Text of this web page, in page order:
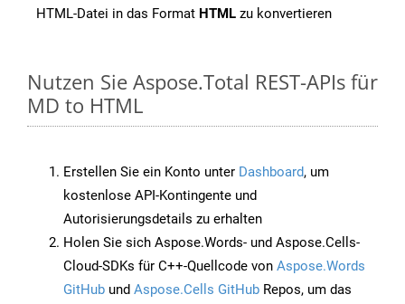
HTML-Datei in das Format HTML zu konvertieren
Nutzen Sie Aspose.Total REST-APIs für
MD to HTML
Erstellen Sie ein Konto unter Dashboard, um
kostenlose API-Kontingente und
Autorisierungsdetails zu erhalten
Holen Sie sich Aspose.Words- und Aspose.Cells-
Cloud-SDKs für C++-Quellcode von Aspose.Words
GitHub und Aspose.Cells GitHub Repos, um das